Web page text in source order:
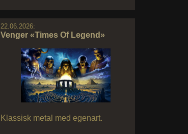
22.06.2026:
Venger «Times Of Legend»
Klassisk metal med egenart.